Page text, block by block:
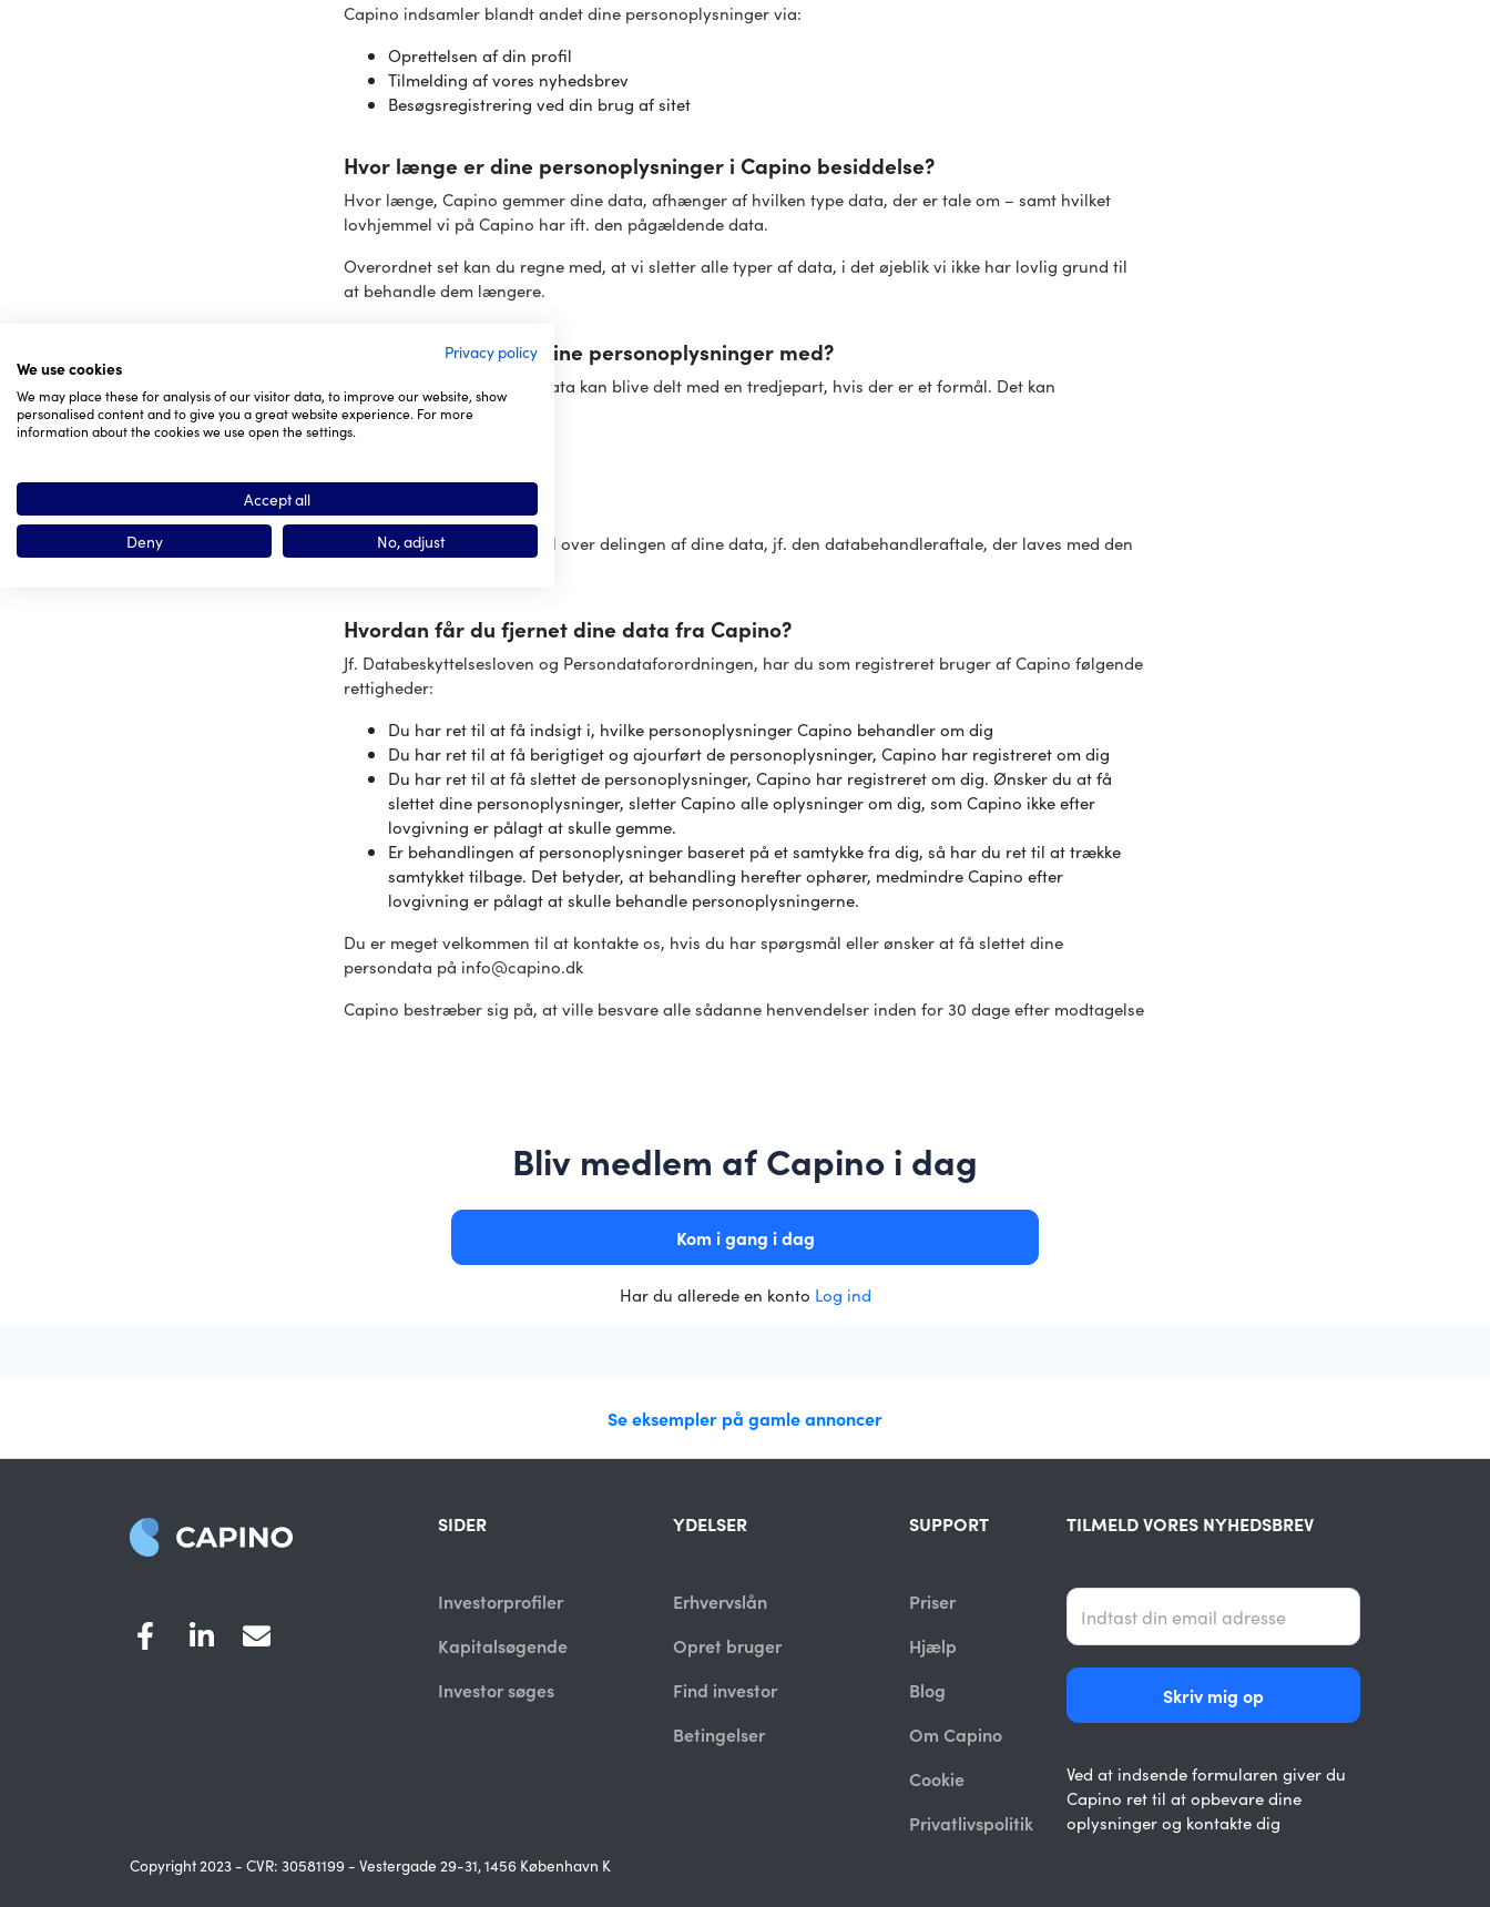
Capino indsamler blandt andet dine personoplysninger via:
Oprettelsen af din profil
Tilmelding af vores nyhedsbrev
Besøgsregistrering ved din brug af sitet
Hvor længe er dine personoplysninger i Capino besiddelse?
Hvor længe, Capino gemmer dine data, afhænger af hvilken type data, der er tale om – samt hvilket
lovhjemmel vi på Capino har ift. den pågældende data.
Overordnet set kan du regne med, at vi sletter alle typer af data, i det øjeblik vi ikke har lovlig grund til
at behandle dem længere.
Hvem deler Capino dine personoplysninger med?
Noget af den indsamlede data kan blive delt med en tredjepart, hvis der er et formål. Det kan
eksempelvis være med:
Capino vil have fuld kontrol over delingen af dine data, jf. den databehandleraftale, der laves med den
Hvordan får du fjernet dine data fra Capino?
Jf. Databeskyttelsesloven og Persondataforordningen, har du som registreret bruger af Capino følgende
rettigheder:
Du har ret til at få indsigt i, hvilke personoplysninger Capino behandler om dig
Du har ret til at få berigtiget og ajourført de personoplysninger, Capino har registreret om dig
Du har ret til at få slettet de personoplysninger, Capino har registreret om dig. Ønsker du at få
slettet dine personoplysninger, sletter Capino alle oplysninger om dig, som Capino ikke efter
lovgivning er pålagt at skulle gemme.
Er behandlingen af personoplysninger baseret på et samtykke fra dig, så har du ret til at trække
samtykket tilbage. Det betyder, at behandling herefter ophører, medmindre Capino efter
lovgivning er pålagt at skulle behandle personoplysningerne.
Du er meget velkommen til at kontakte os, hvis du har spørgsmål eller ønsker at få slettet dine
persondata på info@capino.dk
Capino bestræber sig på, at ville besvare alle sådanne henvendelser inden for 30 dage efter modtagelse
Bliv medlem af Capino i dag
Kom i gang i dag
Har du allerede en konto Log ind
Se eksempler på gamle annoncer
SIDER
Investorprofiler
Kapitalsøgende
Investor søges
YDELSER
Erhvervslån
Opret bruger
Find investor
Betingelser
SUPPORT
Priser
Hjælp
Blog
Om Capino
Cookie
Privatlivspolitik
TILMELD VORES NYHEDSBREV
Ved at indsende formularen giver du
Capino ret til at opbevare dine
oplysninger og kontakte dig
Copyright 2023 - CVR: 30581199 - Vestergade 29-31, 1456 København K
Privacy policy
We use cookies
We may place these for analysis of our visitor data, to improve our website, show
personalised content and to give you a great website experience. For more
information about the cookies we use open the settings.
Accept all
Deny
No, adjust